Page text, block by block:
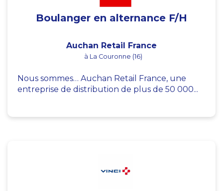
Boulanger en alternance F/H
Auchan Retail France
à La Couronne (16)
Nous sommes… Auchan Retail France, une
entreprise de distribution de plus de 50 000...